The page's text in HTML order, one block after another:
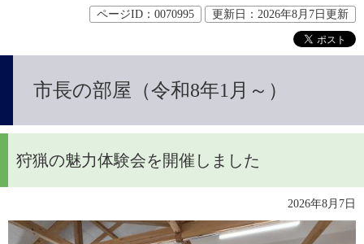
ページID：0070995 更新日：2026年8月7日更新
市長の部屋（令和8年1月～）​
狩猟の魅力体験会を開催しました
​2026年8月7日